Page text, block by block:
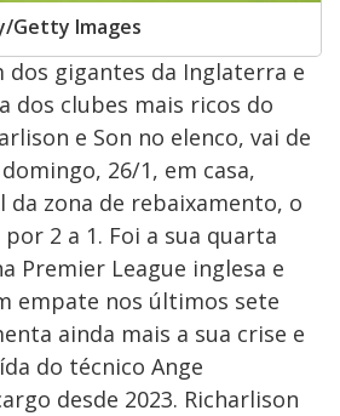
Getty Images
dos gigantes da Inglaterra e
dos clubes mais ricos do
e Son no elenco, vai de
26/1, em casa,
da zona de rebaixamento, o
2 a 1. Foi a sua quarta
Premier League inglesa e
empate nos últimos sete
ainda mais a sua crise e
do técnico Ange
desde 2023. Richarlison